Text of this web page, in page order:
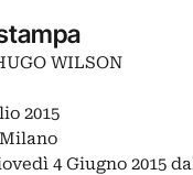
WILSON
2015
4 Giugno 2015